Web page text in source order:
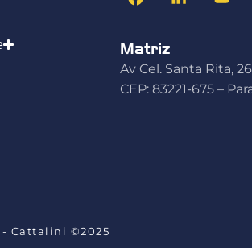
Matriz
Av Cel. Santa Rita,
CEP: 83221-675 –
- Cattalini ©2025